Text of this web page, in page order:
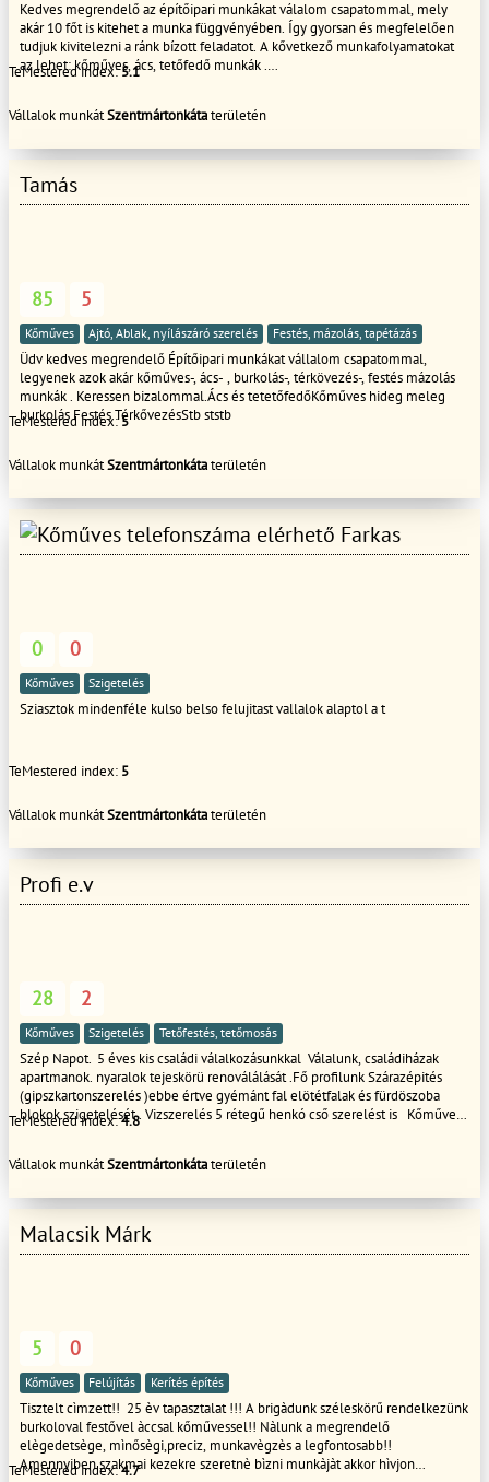
Kedves megrendelő az építőipari munkákat válalom csapatommal, mely
akár 10 főt is kitehet a munka függvényében. Így gyorsan és megfelelően
tudjuk kivitelezni a ránk bízott feladatot. A kővetkező munkafolyamatokat
az lehet: kőműves, ács, tetőfedő munkák .
tárolók,melléképületek kerítés homlokzati hőszigetelés, hideg-meleg
ácsmunkák Tetőjavítás akár S.O.Sajtók-ablakok cseréje mindenfele munkák
az épitőiparban
TeMestered index:5.1
Vállalok munkátSzentmártonkátaterületén
Tamás
85 5
Kőműves Ajtó, Ablak, nyílászáró szerelés Festés, mázolás, tapétázás
Üdv kedves megrendelő Építőipari munkákat vállalom csapatommal,
legyenek azok akár kőműves-, ács- , burkolás-, térkövezés-, festés mázolás
munkák . Keressen bizalommal.Ács és tetetőfedőKőműves hideg meleg
burkolás Festés TérkővezésStb ststb
TeMestered index:5
Vállalok munkátSzentmártonkátaterületén
Farkas
0 0
Kőműves Szigetelés
Sziasztok mindenféle kulso belso felujitast vallalok alaptol a t
TeMestered index: 5
Vállalok munkátSzentmártonkátaterületén
Profi e.v
28 2
Kőműves Szigetelés Tetőfestés, tetőmosás
Szép Napot. 5 éves kis családi válalkozásunkkal Válalunk, családiházak
apartmanok. nyaralok tejeskörü renoválálását .Fő profilunk Szárazépités
(gipszkartonszerelés )ebbe értve gyémánt fal elötétfalak és fürdöszoba
blokok szigetelését . Vizszerelés 5 rétegű henkó cső szerelést is Kőműves
záró cserét' Hívjon bizzalomal a nap bármely szakában . Akár e-mailen is
TeMestered index:4.8
Vállalok munkátSzentmártonkátaterületén
Malacsik Márk
5 0
Kőműves Felújítás Kerítés építés
Tisztelt cìmzett!! 25 èv tapasztalat !!! A brigàdunk széleskörű rendelkezünk
burkoloval festővel àccsal kőművessel!! Nàlunk a megrendelő
elègedetsège, mìnősègi,preciz, munkavègzès a legfontosabb!!
Amennyiben szakmai kezekre szeretnè bìzni munkàjàt akkor hìvjon
TeMestered index:4.7